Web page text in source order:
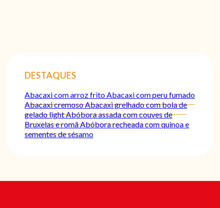
DESTAQUES
Abacaxi com arroz frito Abacaxi com peru fumado
Abacaxi cremosoAbacaxi grelhado com bola de
gelado lightAbóbora assada com couves de
Bruxelas e romãAbóbora recheada com quinoa e
sementes de sésamo